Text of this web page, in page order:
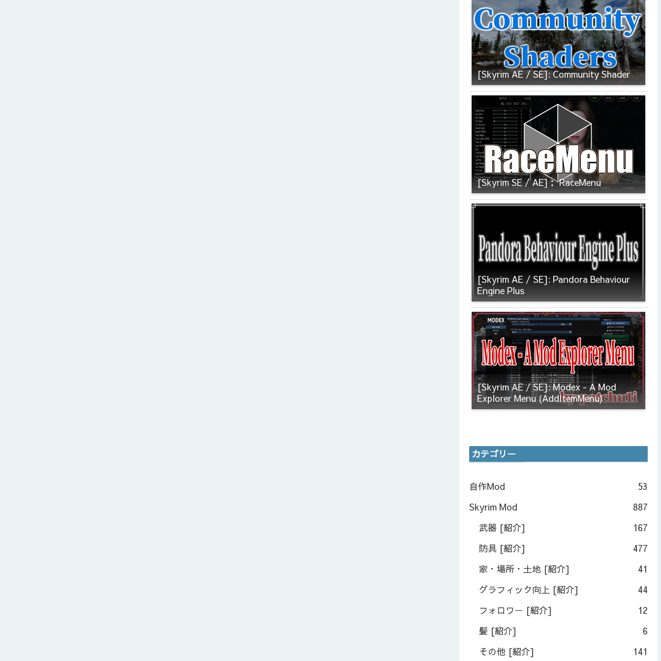
[Skyrim AE / SE]: Community Shader
[Skyrim SE / AE]： RaceMenu
[Skyrim AE / SE]: Pandora Behaviour
Engine Plus
[Skyrim AE / SE]: Modex - A Mod
Explorer Menu (AddItemMenu)
カテゴリー
自作Mod
53
Skyrim Mod
887
武器 [紹介]
167
防具 [紹介]
477
家・場所・土地 [紹介]
41
グラフィック向上 [紹介]
44
フォロワー [紹介]
12
髪 [紹介]
6
その他 [紹介]
141